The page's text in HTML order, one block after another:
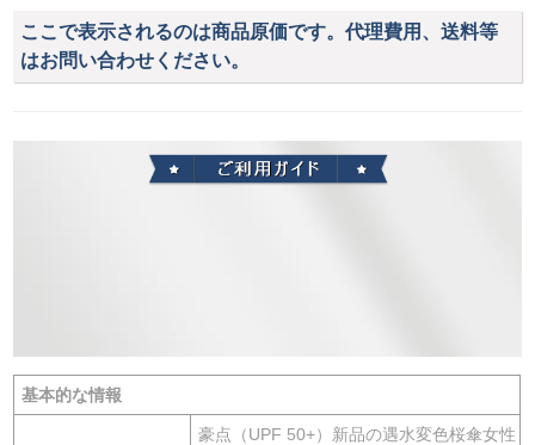
ここで表示されるのは商品原価です。代理費用、送料等
はお問い合わせください。
基本的な情報
豪点（UPF 50+）新品の遇水変色桜傘女性